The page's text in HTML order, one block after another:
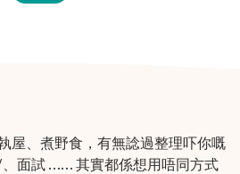
屋、煮野食，有無諗過整理吓你嘅
面試 …… 其實都係想用唔同方式